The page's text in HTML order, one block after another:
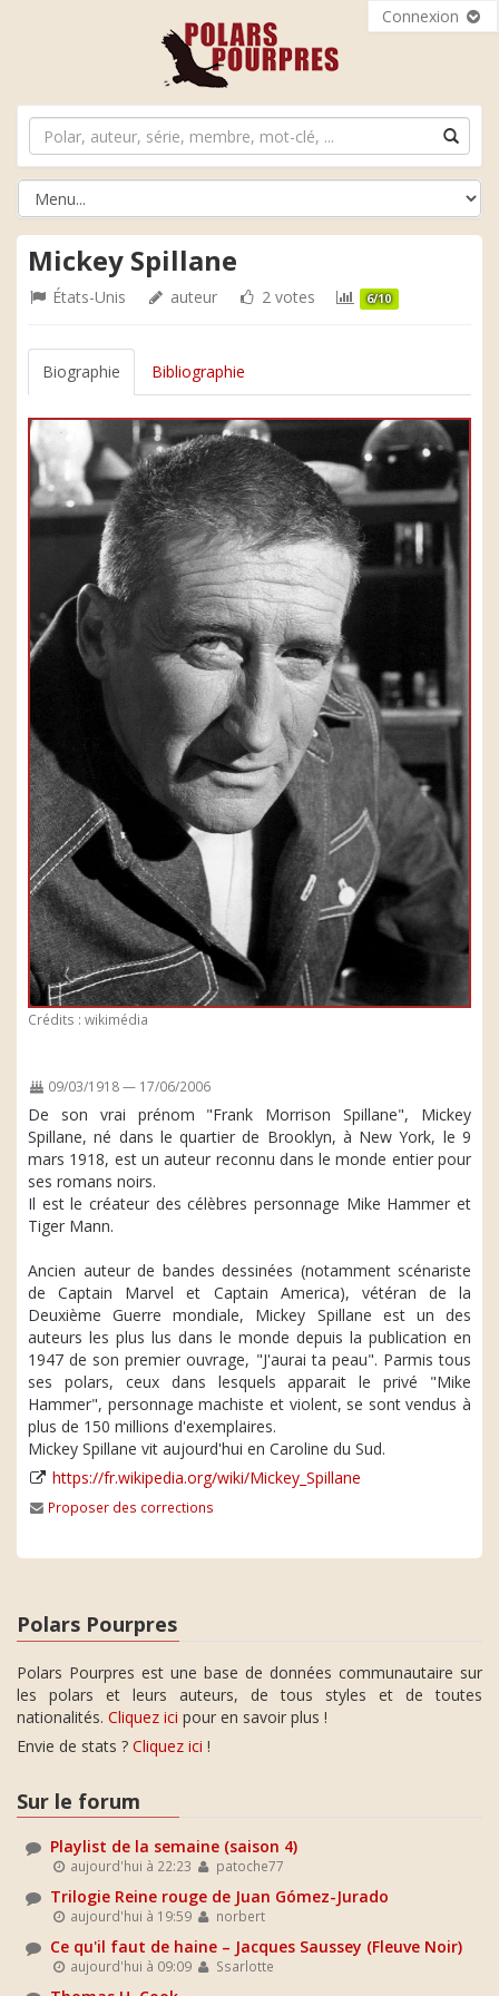
Connexion
Mickey Spillane
États-Unis auteur 2 votes 6/10
Biographie Bibliographie
Crédits : wikimédia
09/03/1918 — 17/06/2006
De son vrai prénom "Frank Morrison Spillane", Mickey
Spillane, né dans le quartier de Brooklyn, à New York, le 9
mars 1918, est un auteur reconnu dans le monde entier pour
ses romans noirs.
Il est le créateur des célèbres personnage Mike Hammer et
Tiger Mann.
Ancien auteur de bandes dessinées (notamment scénariste
de Captain Marvel et Captain America), vétéran de la
Deuxième Guerre mondiale, Mickey Spillane est un des
auteurs les plus lus dans le monde depuis la publication en
1947 de son premier ouvrage, "J'aurai ta peau". Parmis tous
ses polars, ceux dans lesquels apparait le privé "Mike
Hammer", personnage machiste et violent, se sont vendus à
plus de 150 millions d'exemplaires.
Mickey Spillane vit aujourd'hui en Caroline du Sud.
https://fr.wikipedia.org/wiki/Mickey_Spillane
Proposer des corrections
Polars Pourpres
Polars Pourpres est une base de données communautaire sur
les polars et leurs auteurs, de tous styles et de toutes
nationalités. Cliquez ici pour en savoir plus !
Envie de stats ? Cliquez ici !
Sur le forum
Playlist de la semaine (saison 4)
aujourd'hui à 22:23 patoche77
Trilogie Reine rouge de Juan Gómez-Jurado
aujourd'hui à 19:59 norbert
Ce qu'il faut de haine – Jacques Saussey (Fleuve Noir)
aujourd'hui à 09:09 Ssarlotte